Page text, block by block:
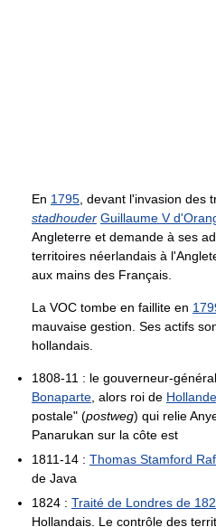
En 1795 , devant l'invasion des
stadhouder Guillaume V
Angleterre et demande à ses
territoires néerlandais à
aux mains des Français.
La VOC tombe en faillite en
mauvaise gestion. Ses actifs
hollandais.
1808-11 : le gouverneur-général
Bonaparte , alors roi de Hollande
postale" (postweg) qui relie
Panarukan sur la côte est
1811-14 : Thomas Stamford
de Java
1824 : Traité de Londres de
Hollandais. Le contrôle des